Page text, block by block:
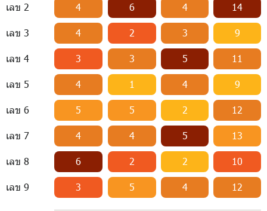
เลข 2 4 6 4 14
เลข 3 4 2 3 9
เลข 4 3 3 5 11
เลข 5 4 1 4 9
เลข 6 5 5 2 12
เลข 7 4 4 5 13
เลข 8 6 2 2 10
เลข 9 3 5 4 12